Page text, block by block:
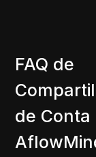
FAQ de
de Conta